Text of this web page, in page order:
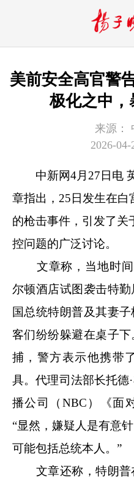
美前安全高官警
极化之中
来源：
2026-04-
中新网4月27日电
章指出，25日发生在
的枪击事件，引发了关
控问题的广泛讨论。
文章称，当地时间
尔顿酒店试图袭击特
国总统特朗普及其妻
客们纷纷躲避在桌子
捕，警方表示他携带
具。代理司法部长托德
播公司（NBC）《面
“显然，嫌疑人是有意
可能包括总统本人。”
文章还称，特朗普